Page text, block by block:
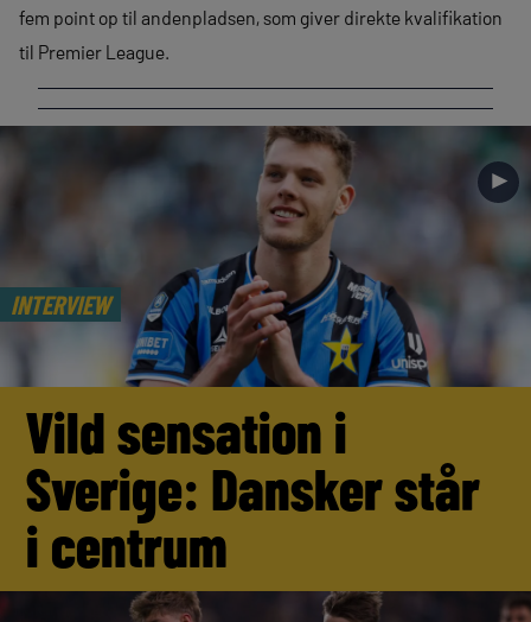
fem point op til andenpladsen, som giver direkte kvalifikation
til Premier League.
INTERVIEW
►
Vild sensation i
Sverige: Dansker står
i centrum